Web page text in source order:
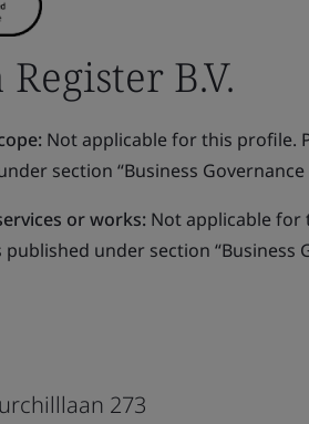
B.V.
Not applicable for this profile.
section “Business
or works: Not applicable for
under section “Business
273